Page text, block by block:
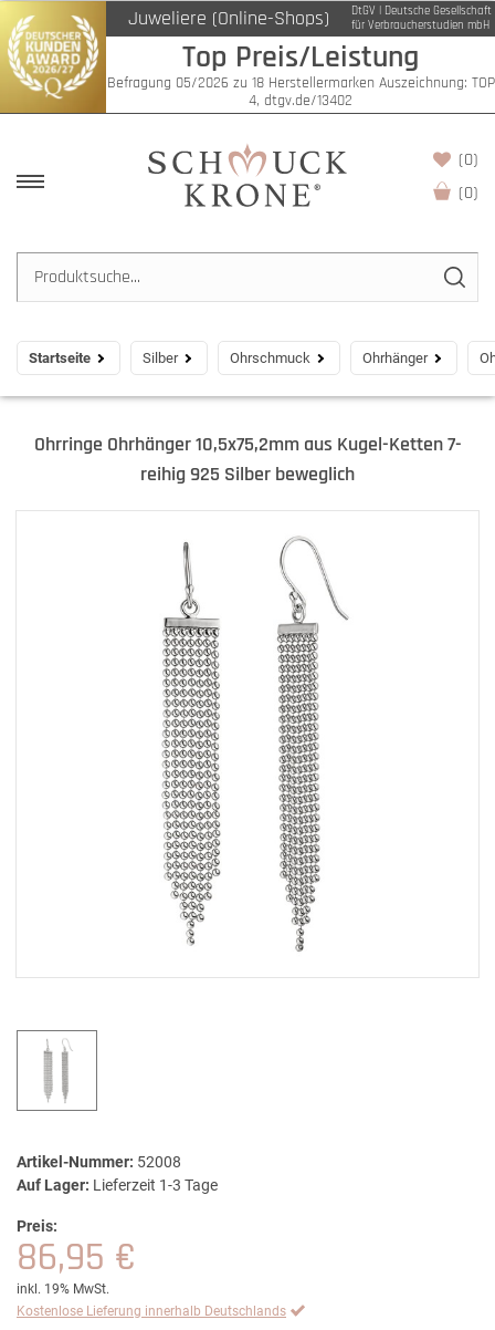
Juweliere (Online-Shops)
DtGV | Deutsche Gesellschaft
für Verbraucherstudien mbH
Top Preis/Leistung
Befragung 05/2026 zu 18 Herstellermarken Auszeichnung: TOP
4, dtgv.de/13402
(0)
(0)
Startseite Silber Ohrschmuck Ohrhänger
Ohrringe Ohrhänger 10,5x75,2mm aus Kugel-Ketten 7-
reihig 925 Silber beweglich
Artikel-Nummer: 52008
Auf Lager: Lieferzeit 1-3 Tage
Preis:
86,95 €
inkl. 19% MwSt.
Kostenlose Lieferung innerhalb Deutschlands